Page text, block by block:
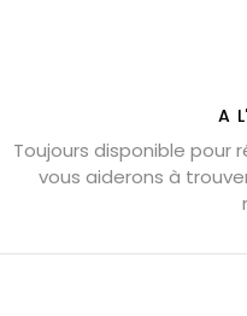
Shungite : purification et
Bagues en labradorite
Lapis lazuli : propriétés
Citrine : propriétés
Aigue-marine :
A
Toujours disponible pour
vous aiderons à